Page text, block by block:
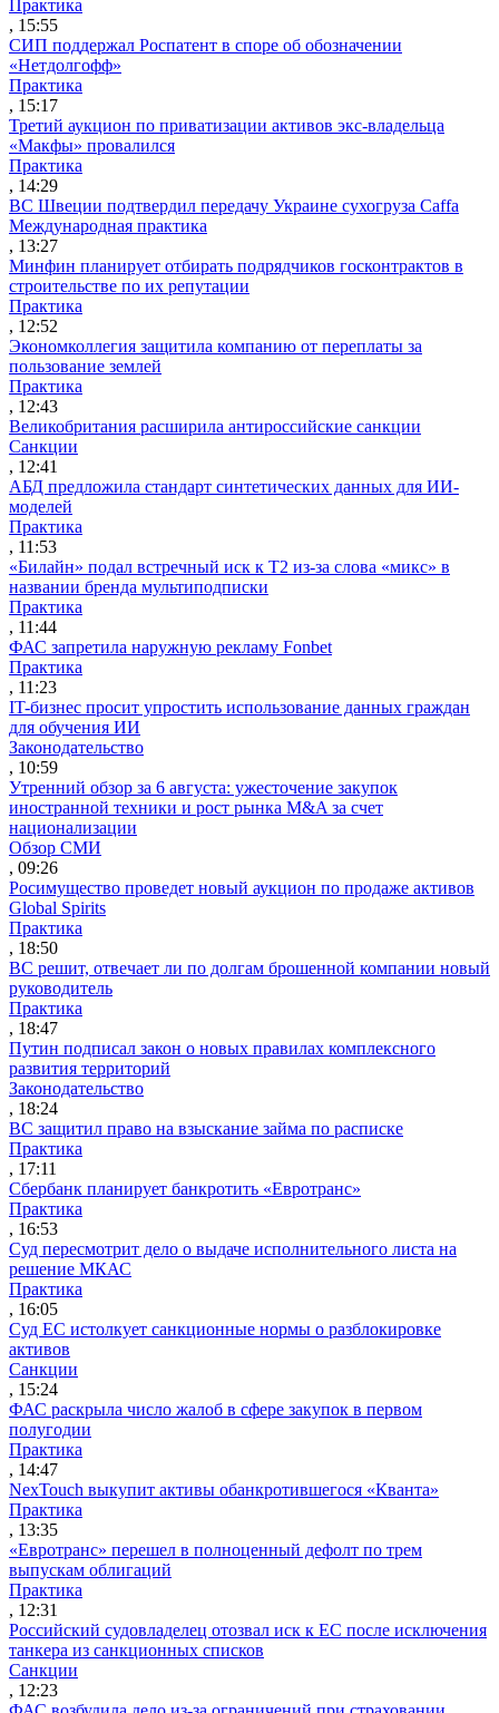
Практика
, 15:55
СИП поддержал Роспатент в споре об обозначении
«Нетдолгофф»
Практика
, 15:17
Третий аукцион по приватизации активов экс-владельца
«Макфы» провалился
Практика
, 14:29
ВС Швеции подтвердил передачу Украине сухогруза Caffa
Международная практика
, 13:27
Минфин планирует отбирать подрядчиков госконтрактов в
строительстве по их репутации
Практика
, 12:52
Экономколлегия защитила компанию от переплаты за
пользование землей
Практика
, 12:43
Великобритания расширила антироссийские санкции
Санкции
, 12:41
АБД предложила стандарт синтетических данных для ИИ-
моделей
Практика
, 11:53
«Билайн» подал встречный иск к Т2 из-за слова «микс» в
названии бренда мультиподписки
Практика
, 11:44
ФАС запретила наружную рекламу Fonbet
Практика
, 11:23
IT-бизнес просит упростить использование данных граждан
для обучения ИИ
Законодательство
, 10:59
Утренний обзор за 6 августа: ужесточение закупок
иностранной техники и рост рынка M&A за счет
национализации
Обзор СМИ
, 09:26
Росимущество проведет новый аукцион по продаже активов
Global Spirits
Практика
, 18:50
ВС решит, отвечает ли по долгам брошенной компании новый
руководитель
Практика
, 18:47
Путин подписал закон о новых правилах комплексного
развития территорий
Законодательство
, 18:24
ВС защитил право на взыскание займа по расписке
Практика
, 17:11
Сбербанк планирует банкротить «Евротранс»
Практика
, 16:53
Суд пересмотрит дело о выдаче исполнительного листа на
решение МКАС
Практика
, 16:05
Суд ЕС истолкует санкционные нормы о разблокировке
активов
Санкции
, 15:24
ФАС раскрыла число жалоб в сфере закупок в первом
полугодии
Практика
, 14:47
NexTouch выкупит активы обанкротившегося «Кванта»
Практика
, 13:35
«Евротранс» перешел в полноценный дефолт по трем
выпускам облигаций
Практика
, 12:31
Российский судовладелец отозвал иск к ЕС после исключения
танкера из санкционных списков
Санкции
, 12:23